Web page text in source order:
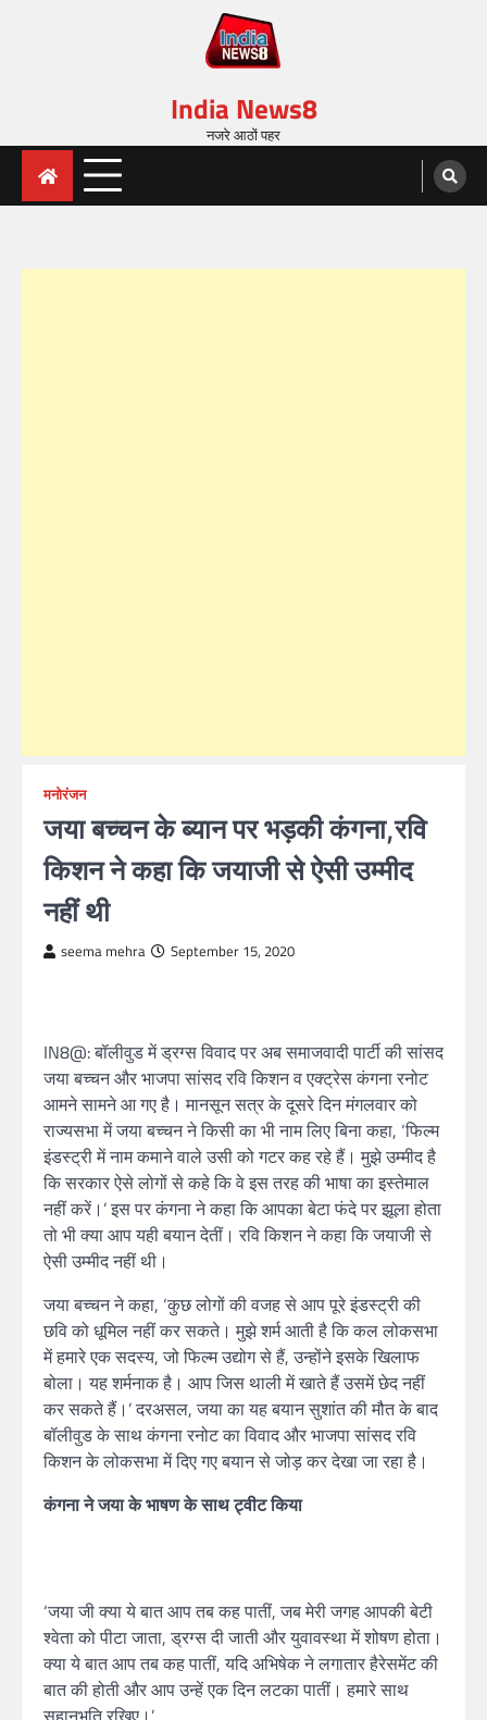
India News8
नजरे आठों पहर
मनोरंजन
जया बच्चन के ब्यान पर भड़की कंगना,रवि
किशन ने कहा कि जयाजी से ऐसी उम्मीद
नहीं थी
seema mehra September 15, 2020
IN8@: बॉलीवुड में ड्रग्स विवाद पर अब समाजवादी पार्टी की सांसद
जया बच्चन और भाजपा सांसद रवि किशन व एक्ट्रेस कंगना रनोट
आमने सामने आ गए है। मानसून सत्र के दूसरे दिन मंगलवार को
राज्यसभा में जया बच्चन ने किसी का भी नाम लिए बिना कहा, ‘फिल्म
इंडस्ट्री में नाम कमाने वाले उसी को गटर कह रहे हैं। मुझे उम्मीद है
कि सरकार ऐसे लोगों से कहे कि वे इस तरह की भाषा का इस्तेमाल
नहीं करें।’ इस पर कंगना ने कहा कि आपका बेटा फंदे पर झूला होता
तो भी क्या आप यही बयान देतीं। रवि किशन ने कहा कि जयाजी से
ऐसी उम्मीद नहीं थी।
जया बच्चन ने कहा, ‘कुछ लोगों की वजह से आप पूरे इंडस्ट्री की
छवि को धूमिल नहीं कर सकते। मुझे शर्म आती है कि कल लोकसभा
में हमारे एक सदस्य, जो फिल्म उद्योग से हैं, उन्होंने इसके खिलाफ
बोला। यह शर्मनाक है। आप जिस थाली में खाते हैं उसमें छेद नहीं
कर सकते हैं।’ दरअसल, जया का यह बयान सुशांत की मौत के बाद
बॉलीवुड के साथ कंगना रनोट का विवाद और भाजपा सांसद रवि
किशन के लोकसभा में दिए गए बयान से जोड़ कर देखा जा रहा है।
कंगना ने जया के भाषण के साथ ट्वीट किया
‘जया जी क्या ये बात आप तब कह पातीं, जब मेरी जगह आपकी बेटी
श्वेता को पीटा जाता, ड्रग्स दी जाती और युवावस्था में शोषण होता।
क्या ये बात आप तब कह पातीं, यदि अभिषेक ने लगातार हैरेसमेंट की
बात की होती और आप उन्हें एक दिन लटका पातीं। हमारे साथ